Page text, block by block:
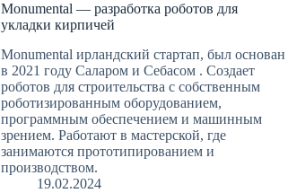
Monumental — разработка роботов для
укладки кирпичей
Monumental ирландский стартап, был основан
в 2021 году Саларом и Себасом . Создает
роботов для строительства с собственным
роботизированным оборудованием,
программным обеспечением и машинным
зрением. Работают в мастерской, где
занимаются прототипированием и
производством.
19.02.2024